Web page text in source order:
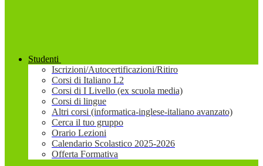
Studenti
Iscrizioni/Autocertificazioni/Ritiro
Corsi di Italiano L2
Corsi di I Livello (ex scuola media)
Corsi di lingue
Altri corsi (informatica-inglese-italiano avanzato)
Cerca il tuo gruppo
Orario Lezioni
Calendario Scolastico 2025-2026
Offerta Formativa